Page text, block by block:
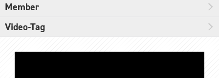
Member
Video-Tag